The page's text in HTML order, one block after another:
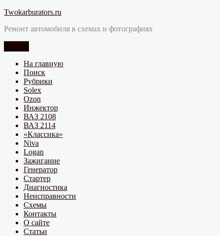
Перейти
содержимому
Twokarburators.ru
Ремонт автомобиля в схемах и фотографиях
На главную
Поиск
Рубрики
Solex
Ozon
Инжектор
ВАЗ 2108
ВАЗ 2114
«Классика»
Niva
Logan
Зажигание
Генератор
Стартер
Диагностика
Неисправности
Схемы
Контакты
О сайте
Статьи